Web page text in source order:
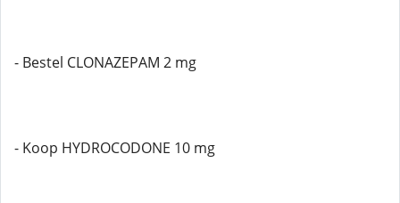
- Bestel CLONAZEPAM 2 mg
- Koop HYDROCODONE 10 mg